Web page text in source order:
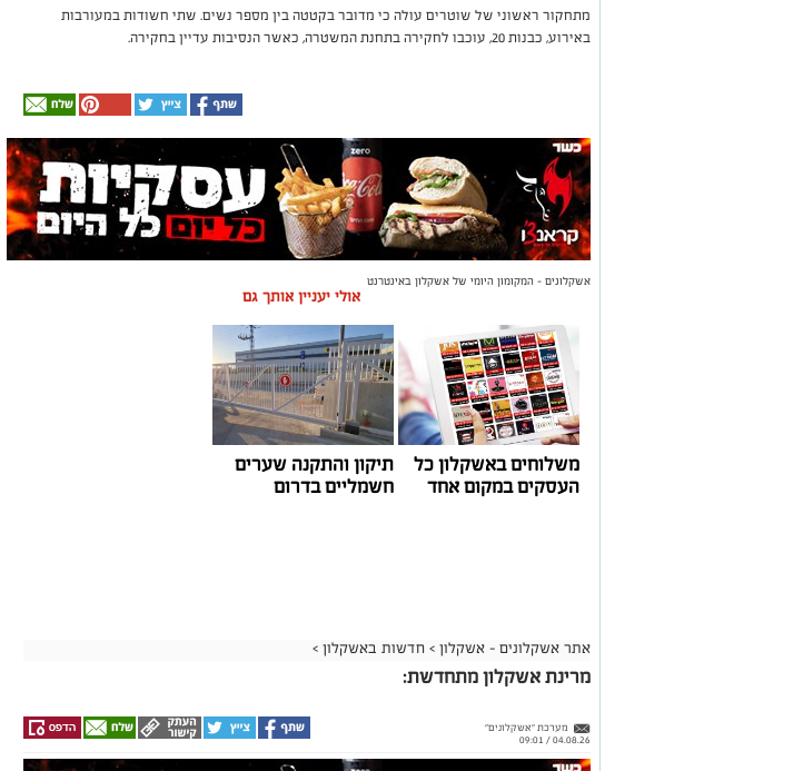
מתחקור ראשוני של שוטרים עולה כי מדובר בקטטה בין מספר נשים. שתי חשודות במעורבות
באירוע, כבנות 20, עוכבו לחקירה בתחנת המשטרה, כאשר הנסיבות עדיין בחקירה.
אשקלונים - המקומון היומי של אשקלון באינטרנט
אולי יעניין אותך גם
משלוחים באשקלון כל
העסקים במקום אחד
תיקון והתקנה שערים
חשמליים בדרום
אתר אשקלונים - אשקלון > חדשות באשקלון >
מרינת אשקלון מתחדשת:
מערכת "אשקלונים"
04.08.26 / 09:01